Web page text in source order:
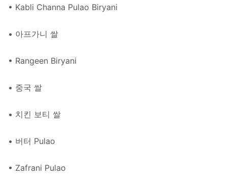
• Kabli Channa Pulao Biryani
• 아프가니 쌀
• Rangeen Biryani
• 중국 쌀
• 치킨 보티 쌀
• 버터 Pulao
• Zafrani Pulao